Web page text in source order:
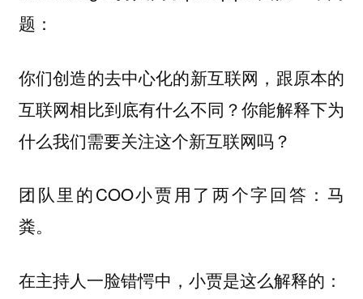
题：
你们创造的去中心化的新互联网，跟原本的
互联网相比到底有什么不同？你能解释下为
什么我们需要关注这个新互联网吗？
团队里的COO小贾用了两个字回答：马
粪。
在主持人一脸错愕中，小贾是这么解释的：